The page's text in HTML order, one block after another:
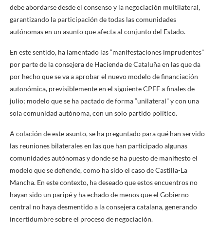
debe abordarse desde el consenso y la negociación multilateral,
garantizando la participación de todas las comunidades
autónomas en un asunto que afecta al conjunto del Estado.
En este sentido, ha lamentado las “manifestaciones imprudentes”
por parte de la consejera de Hacienda de Cataluña en las que da
por hecho que se va a aprobar el nuevo modelo de financiación
autonómica, previsiblemente en el siguiente CPFF a finales de
julio; modelo que se ha pactado de forma “unilateral” y con una
sola comunidad autónoma, con un solo partido político.
A colación de este asunto, se ha preguntado para qué han servido
las reuniones bilaterales en las que han participado algunas
comunidades autónomas y donde se ha puesto de manifiesto el
modelo que se defiende, como ha sido el caso de Castilla-La
Mancha. En este contexto, ha deseado que estos encuentros no
hayan sido un paripé y ha echado de menos que el Gobierno
central no haya desmentido a la consejera catalana, generando
incertidumbre sobre el proceso de negociación.